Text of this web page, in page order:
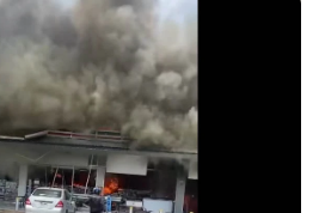
พภาคที่ 2" แจ้งเตือนว่า ขณะนี้เกิด
นหลายพื้นที่ ขอให้ประชาชนหลีก
แนวชายแดน
ญ่ต่อสู้อากาศยานในจังหวัดอุดรมีชัย